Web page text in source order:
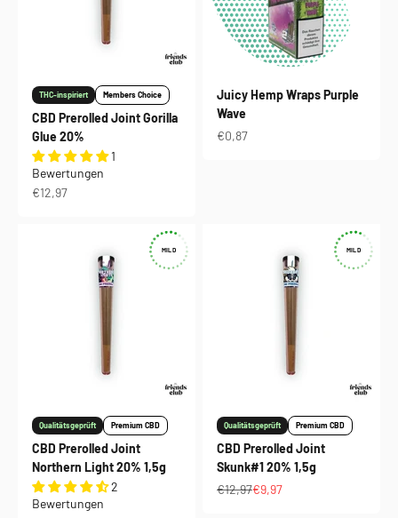
THC-inspiriert Members Choice
CBD Prerolled Joint Gorilla
Glue 20%
1
Bewertungen
Angebot
€12,97
Juicy Hemp Wraps Purple
Wave
Angebot
€0,87
MILD
Qualitätsgeprüft Premium CBD
CBD Prerolled Joint
Northern Light 20% 1,5g
2
Bewertungen
MILD
Qualitätsgeprüft Premium CBD
CBD Prerolled Joint
Skunk#1 20% 1,5g
Regulärer Preis
€12,97Angebot
€9,97